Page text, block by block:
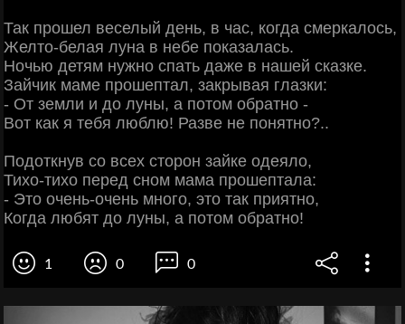
Так прошел веселый день, в час, когда смеркалось,
Желто-белая луна в небе показалась.
Ночью детям нужно спать даже в нашей сказке.
Зайчик маме прошептал, закрывая глазки:
- От земли и до луны, а потом обратно -
Вот как я тебя люблю! Разве не понятно?..
Подоткнув со всех сторон зайке одеяло,
Тихо-тихо перед сном мама прошептала:
- Это очень-очень много, это так приятно,
Когда любят до луны, а потом обратно!
1 0 0